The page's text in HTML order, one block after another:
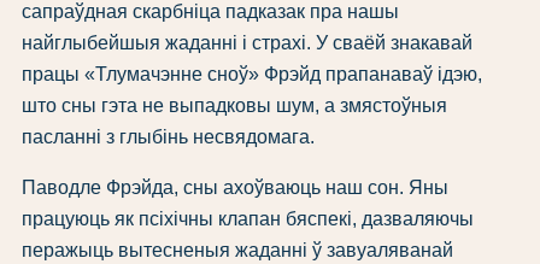
сапраўдная скарбніца падказак пра нашы
найглыбейшыя жаданні і страхі. У сваёй знакавай
працы «Тлумачэнне сноў» Фрэйд прапанаваў ідэю,
што сны гэта не выпадковы шум, а змястоўныя
пасланні з глыбінь несвядомага.
Паводле Фрэйда, сны ахоўваюць наш сон. Яны
працуюць як псіхічны клапан бяспекі, дазваляючы
перажыць вытесненыя жаданні ў завуаляванай